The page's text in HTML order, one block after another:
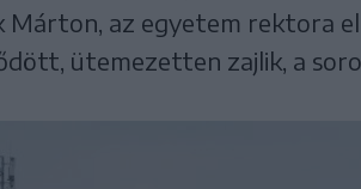
Márton, az egyetem rektora
ütemezetten zajlik, a